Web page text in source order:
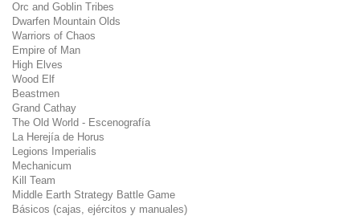
Orc and Goblin Tribes
Dwarfen Mountain Olds
Warriors of Chaos
Empire of Man
High Elves
Wood Elf
Beastmen
Grand Cathay
The Old World - Escenografía
La Herejía de Horus
Legions Imperialis
Mechanicum
Kill Team
Middle Earth Strategy Battle Game
Básicos (cajas, ejércitos y manuales)